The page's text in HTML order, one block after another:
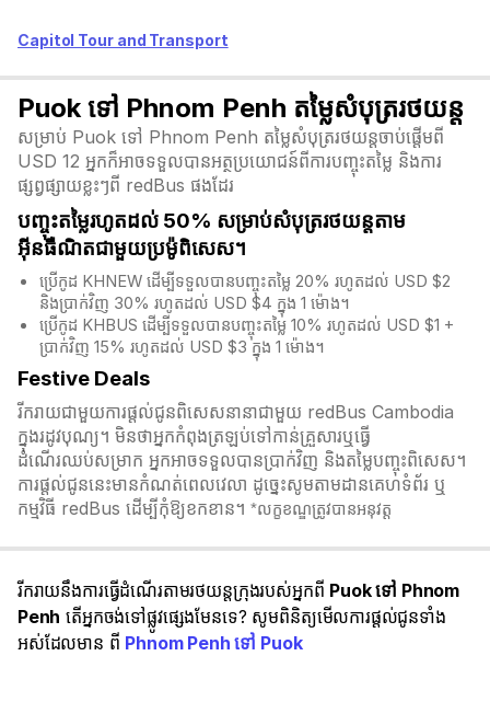
Capitol Tour and Transport
Puok ទៅ Phnom Penh តម្លៃសំបុត្ររថយន្ត
សម្រាប់ Puok ទៅ Phnom Penh តម្លៃសំបុត្ររថយន្តចាប់ផ្តើមពី
USD 12 អ្នកក៏អាចទទួលបានអត្ថប្រយោជន៍ពីការបញ្ចុះតម្លៃ និងការ
ផ្សព្វផ្សាយខ្លះៗពី redBus ផងដែរ
បញ្ចុះតម្លៃរហូតដល់ 50% សម្រាប់សំបុត្ររថយន្តតាម
អ៊ីនធឺណិតជាមួយប្រម៉ូពិសេស។
ប្រើកូដ KHNEW ដើម្បីទទួលបានបញ្ចុះតម្លៃ 20% រហូតដល់ USD $2
និងប្រាក់វិញ 30% រហូតដល់ USD $4 ក្នុង 1 ម៉ោង។
ប្រើកូដ KHBUS ដើម្បីទទួលបានបញ្ចុះតម្លៃ 10% រហូតដល់ USD $1 +
ប្រាក់វិញ 15% រហូតដល់ USD $3 ក្នុង 1 ម៉ោង។
Festive Deals
រីករាយជាមួយការផ្តល់ជូនពិសេសនានាជាមួយ redBus Cambodia
ក្នុងរដូវបុណ្យ។ មិនថាអ្នកកំពុងត្រឡប់ទៅកាន់គ្រួសារឬធ្វើ
ដំណើរឈប់សម្រាក អ្នកអាចទទួលបានប្រាក់វិញ និងតម្លៃបញ្ចុះពិសេស។
ការផ្តល់ជូននេះមានកំណត់ពេលវេលា ដូច្នេះសូមតាមដានគេហទំព័រ ឬ
កម្មវិធី redBus ដើម្បីកុំឱ្យខកខាន។ *លក្ខខណ្ឌត្រូវបានអនុវត្ត
រីករាយនឹងការធ្វើដំណើរតាមរថយន្តក្រុងរបស់អ្នកពី Puok ទៅ Phnom
Penh តើអ្នកចង់ទៅផ្លូវផ្សេងមែនទេ? សូមពិនិត្យមើលការផ្តល់ជូនទាំង
អស់ដែលមាន ពី Phnom Penh ទៅ Puok